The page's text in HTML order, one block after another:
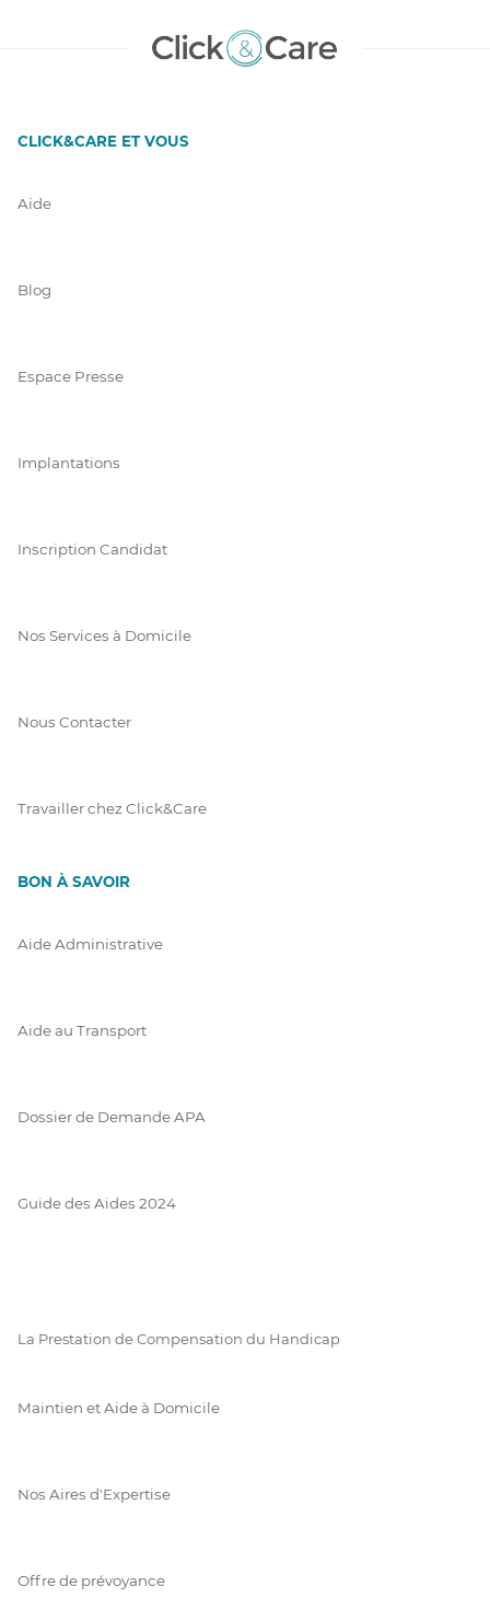
CLICK&CARE ET VOUS
Aide
Blog
Espace Presse
Implantations
Inscription Candidat
Nos Services à Domicile
Nous Contacter
Travailler chez Click&Care
BON À SAVOIR
Aide Administrative
Aide au Transport
Dossier de Demande APA
Guide des Aides 2024
La Prestation de Compensation du Handicap
Maintien et Aide à Domicile
Nos Aires d'Expertise
Offre de prévoyance